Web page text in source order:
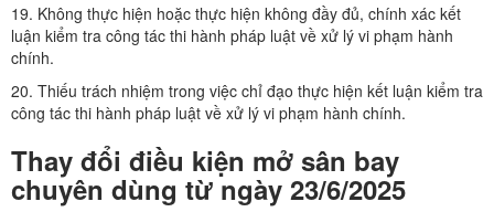
19. Không thực hiện hoặc thực hiện không đầy đủ, chính xác kết
luận kiểm tra công tác thi hành pháp luật về xử lý vi phạm hành
chính.
20. Thiếu trách nhiệm trong việc chỉ đạo thực hiện kết luận kiểm tra
công tác thi hành pháp luật về xử lý vi phạm hành chính.
Thay đổi điều kiện mở sân bay
chuyên dùng từ ngày 23/6/2025